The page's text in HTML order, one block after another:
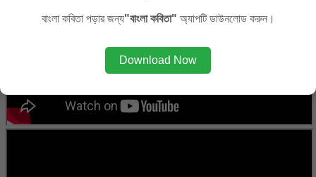
বাংলা কবিতা পড়ার জন্য"বাংলা কবিতা" অ্যাপটি ডাউনলোড করুন।
Download Now